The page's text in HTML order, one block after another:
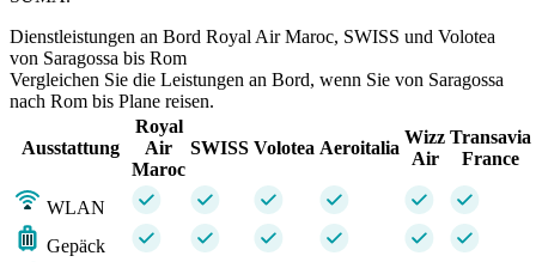
Dienstleistungen an Bord Royal Air Maroc, SWISS und Volotea
von Saragossa bis Rom
Vergleichen Sie die Leistungen an Bord, wenn Sie von Saragossa
nach Rom bis Plane reisen.
Ausstattung
Royal
Air
Maroc
SWISS Volotea Aeroitalia
Wizz
Air
Transavia
France
WLAN
Gepäck